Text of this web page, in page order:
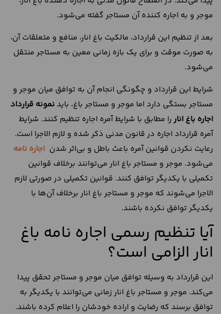
موجر و به اجاره کننده آن مستاجر گفته می‌شود.
بعد از تنظیم این قرارداد، مالکیت باغ انار، منافع و متعلقات آن،
به صورت موقت و برای یک بازه زمانی معین به مستاجر منتقل
می‌شود.
شرایط این قرارداد و چگونگی انجام آن به توافق میان موجر و
مستاجر بستگی دارد اما موجر و مستاجر باغ‌، باید نمونه قرارداد
اجاره باغ انار را مطابق با شرایط آمره اجاره تنظیم کنند. شرایط
آمره قرارداد اجاره در قانون مدنی ذکر شده و لازم الاجرا است.
رعایت نکردن قوانین آمره باعث باطل و بی‌اثر شدن اجاره نامه
می‌شود. موجر و مستاجر باغ انار می‌توانند برخلاف قوانین
تکمیلی با یکدیگر توافق کنند. قوانین تکمیلی در صورتی لازم
الاجرا می‌شوند که موجر و مستاجر باغ انار برخلاف آن‌ها با
یکدیگر توافق نکرده باشند.
آیا تنظیم رسمی اجاره نامه باغ
انار الزامی است؟
این قرارداد به وسیله توافق میان موجر و مستاجر تحقق پیدا
می‌کند. موجر و مستاجر باغ انار زمانی می‌توانند با یکدیگر به
توافق برسند که رضایت و اراده خودشان را اعلام کرده باشند.